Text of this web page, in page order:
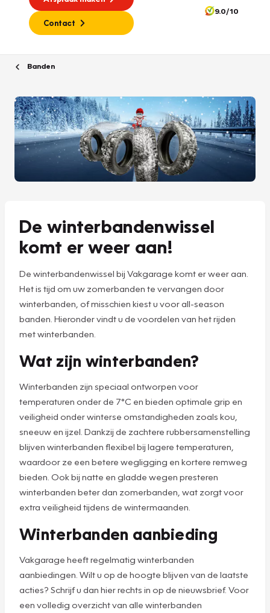
Contact
9.0/10
Banden
De winterbandenwissel
komt er weer aan!
De winterbandenwissel bij Vakgarage komt er weer aan.
Het is tijd om uw zomerbanden te vervangen door
winterbanden, of misschien kiest u voor all-season
banden. Hieronder vindt u de voordelen van het rijden
met winterbanden.
Wat zijn winterbanden?
Winterbanden zijn speciaal ontworpen voor
temperaturen onder de 7°C en bieden optimale grip en
veiligheid onder winterse omstandigheden zoals kou,
sneeuw en ijzel. Dankzij de zachtere rubbersamenstelling
blijven winterbanden flexibel bij lagere temperaturen,
waardoor ze een betere wegligging en kortere remweg
bieden. Ook bij natte en gladde wegen presteren
winterbanden beter dan zomerbanden, wat zorgt voor
extra veiligheid tijdens de wintermaanden.
Winterbanden aanbieding
Vakgarage heeft regelmatig winterbanden
aanbiedingen. Wilt u op de hoogte blijven van de laatste
acties? Schrijf u dan hier rechts in op de nieuwsbrief. Voor
een volledig overzicht van alle winterbanden